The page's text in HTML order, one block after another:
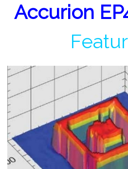
Accurion